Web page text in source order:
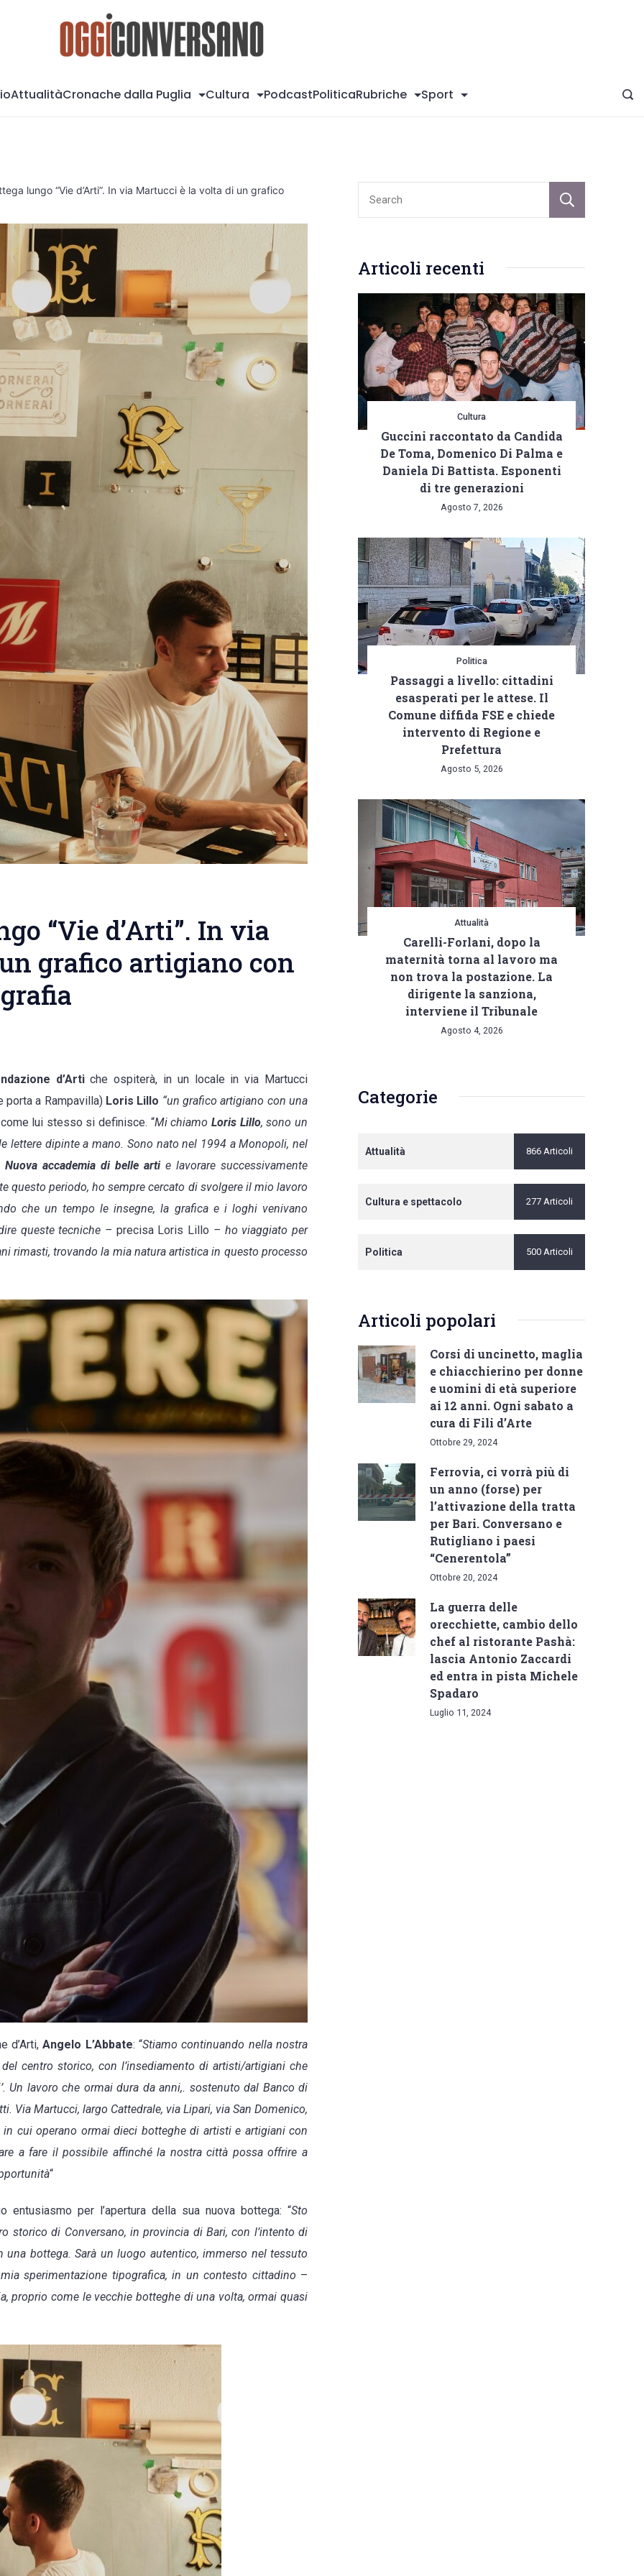
AttualitàCronache dalla Puglia Cultura PodcastPoliticaRubriche Sport
lungo “Vie d’Arti”. In via Martucci è la volta di un grafico
“Vie d’Arti”. In via
grafico artigiano con
d’Artiche ospiterà, in un locale in via Martucci
porta a Rampavilla)Loris Lillo “un grafico artigiano con una
come lui stesso si definisce. “Mi chiamo Loris Lillo, sono un
lettere dipinte a mano. Sono nato nel 1994 a Monopoli, nel
Nuova accademia di belle arti e lavorare successivamente
questo periodo, ho sempre cercato di svolgere il mio lavoro
che un tempo le insegne, la grafica e i loghi venivano
queste tecniche – precisa Loris Lillo – ho viaggiato per
rimasti, trovando la mia natura artistica in questo processo
d’Arti,Angelo L’Abbate: “Stiamo continuando nella nostra
centro storico, con l’insediamento di artisti/artigiani che
Un lavoro che ormai dura da anni,. sostenuto dal Banco di
Via Martucci, largo Cattedrale, via Lipari, via San Domenico,
cui operano ormai dieci botteghe di artisti e artigiani con
a fare il possibile affinché la nostra città possa offrire a
“
entusiasmo per l’apertura della sua nuova bottega: “Sto
storico di Conversano, in provincia di Bari, con l’intento di
bottega. Sarà un luogo autentico, immerso nel tessuto
sperimentazione tipografica, in un contesto cittadino –
proprio come le vecchie botteghe di una volta, ormai quasi
Articoli recenti
Cultura
Guccini raccontato da Candida
De Toma, Domenico Di Palma e
Daniela Di Battista. Esponenti
di tre generazioni
Agosto 7, 2026
Politica
Passaggi a livello: cittadini
esasperati per le attese. Il
Comune diffida FSE e chiede
intervento di Regione e
Prefettura
Agosto 5, 2026
Attualità
Carelli-Forlani, dopo la
maternità torna al lavoro ma
non trova la postazione. La
dirigente la sanziona,
interviene il Tribunale
Agosto 4, 2026
Categorie
Attualità 866 Articoli
Cultura e spettacolo 277 Articoli
Politica 500 Articoli
Articoli popolari
Corsi di uncinetto, maglia
e chiacchierino per donne
e uomini di età superiore
ai 12 anni. Ogni sabato a
cura di Fili d’Arte
Ottobre 29, 2024
Ferrovia, ci vorrà più di
un anno (forse) per
l’attivazione della tratta
per Bari. Conversano e
Rutigliano i paesi
“Cenerentola”
Ottobre 20, 2024
La guerra delle
orecchiette, cambio dello
chef al ristorante Pashà:
lascia Antonio Zaccardi
ed entra in pista Michele
Spadaro
Luglio 11, 2024